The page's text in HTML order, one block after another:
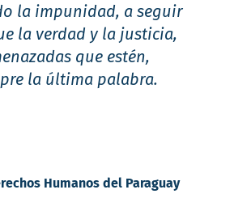
la impunidad, a seguir
la verdad y la justicia,
que estén,
la última palabra.
Humanos del Paraguay